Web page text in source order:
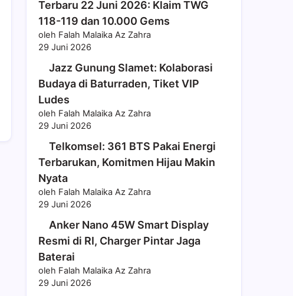
Terbaru 22 Juni 2026: Klaim TWG
118-119 dan 10.000 Gems
oleh Falah Malaika Az Zahra
29 Juni 2026
Jazz Gunung Slamet: Kolaborasi
Budaya di Baturraden, Tiket VIP
Ludes
oleh Falah Malaika Az Zahra
29 Juni 2026
Telkomsel: 361 BTS Pakai Energi
Terbarukan, Komitmen Hijau Makin
Nyata
oleh Falah Malaika Az Zahra
29 Juni 2026
Anker Nano 45W Smart Display
Resmi di RI, Charger Pintar Jaga
Baterai
oleh Falah Malaika Az Zahra
29 Juni 2026